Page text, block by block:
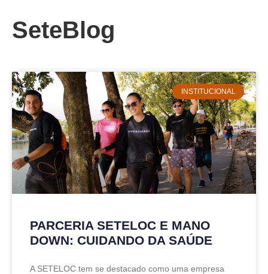
SeteBlog
INSTITUCIONAL
PARCERIA SETELOC E MANO
DOWN: CUIDANDO DA SAÚDE
A SETELOC tem se destacado como uma empresa